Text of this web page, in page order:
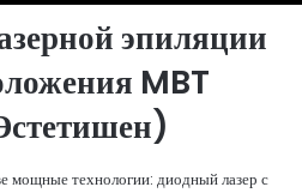
эпиляции
MBT
мощные технологии: диодный лазер с